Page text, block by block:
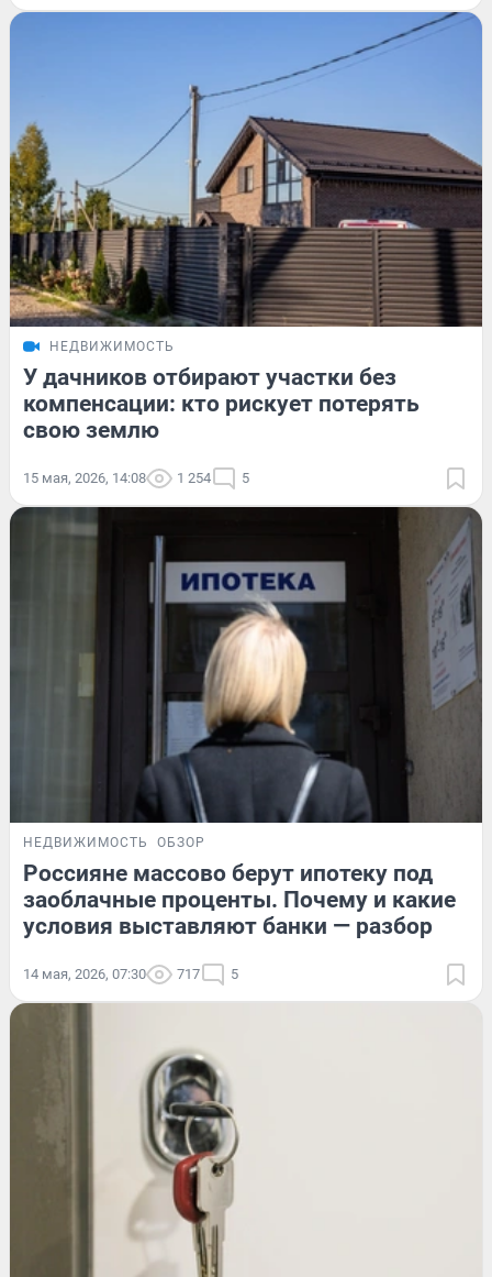
НЕДВИЖИМОСТЬ
У дачников отбирают участки без
компенсации: кто рискует потерять
свою землю
15 мая, 2026, 14:08 1 254 5
НЕДВИЖИМОСТЬ ОБЗОР
Россияне массово берут ипотеку под
заоблачные проценты. Почему и какие
условия выставляют банки — разбор
14 мая, 2026, 07:30 717 5